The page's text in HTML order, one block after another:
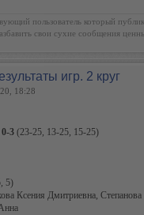
пользователь который
свои сухие сообщения
игр. 2 круг
18:28
3 (23-25, 13-25, 15-25)
5)
Ксения Дмитриевна,